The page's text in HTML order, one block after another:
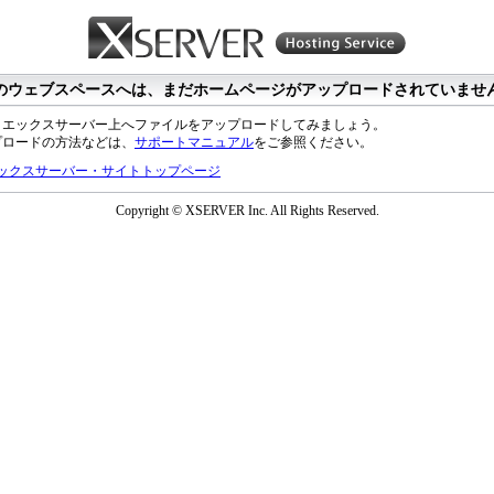
ウェブスペースへは、まだホームページがアップロードされていませ
ックスサーバー上へファイルをアップロードしてみましょう。
ードの方法などは、 サポートマニュアルをご参照ください。
クスサーバー・サイトトップページ
Copyright © XSERVER Inc. All Rights Reserved.